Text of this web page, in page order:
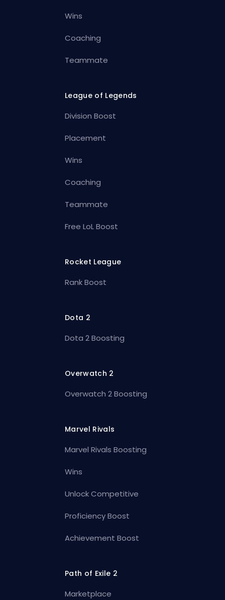
Wins
Coaching
Teammate
League of Legends
Division Boost
Placement
Wins
Coaching
Teammate
Free LoL Boost
Rocket League
Rank Boost
Dota 2
Dota 2 Boosting
Overwatch 2
Overwatch 2 Boosting
Marvel Rivals
Marvel Rivals Boosting
Wins
Unlock Competitive
Proficiency Boost
Achievement Boost
Path of Exile 2
Marketplace